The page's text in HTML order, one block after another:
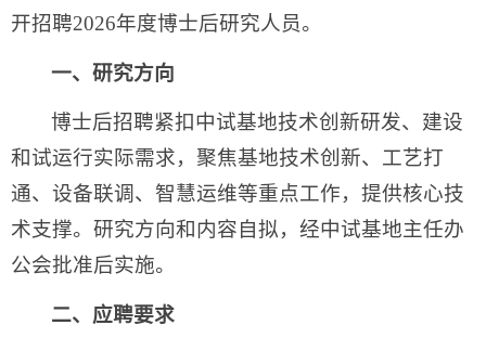
开招聘2026年度博士后研究人员。
一、研究方向
博士后招聘紧扣中试基地技术创新研发、建设
和试运行实际需求，聚焦基地技术创新、工艺打
通、设备联调、智慧运维等重点工作，提供核心技
术支撑。研究方向和内容自拟，经中试基地主任办
公会批准后实施。
二、应聘要求